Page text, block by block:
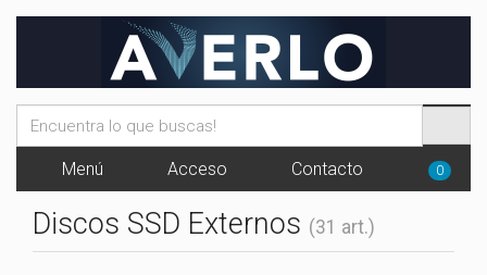
Menú Acceso Contacto 0
Discos SSD Externos (31 art.)